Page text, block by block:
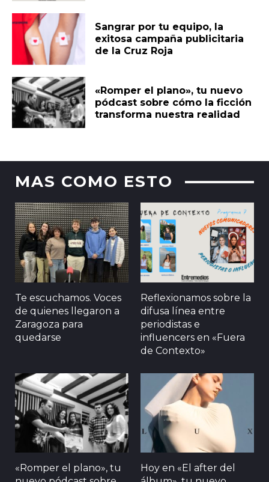
Sangrar por tu equipo, la
exitosa campaña publicitaria
de la Cruz Roja
«Romper el plano», tu nuevo
pódcast sobre cómo la ficción
transforma nuestra realidad
MAS COMO ESTO
Te escuchamos. Voces
de quienes llegaron a
Zaragoza para
quedarse
Reflexionamos sobre la
difusa línea entre
periodistas e
influencers en «Fuera
de Contexto»
«Romper el plano», tu
Hoy en «El after del